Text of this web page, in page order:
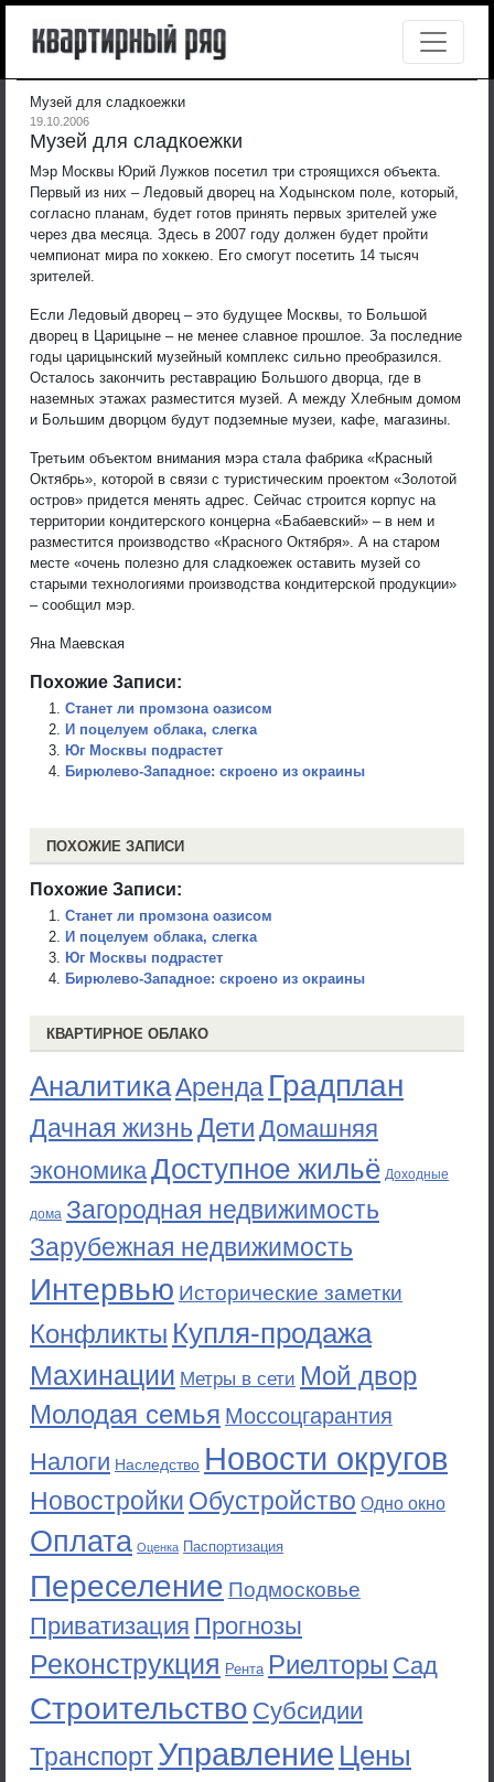
Музей для сладкоежки
19.10.2006
Музей для сладкоежки
Мэр Москвы Юрий Лужков посетил три строящихся объекта.
Первый из них – Ледовый дворец на Ходынском поле, который,
согласно планам, будет готов принять первых зрителей уже
через два месяца. Здесь в 2007 году должен будет пройти
чемпионат мира по хоккею. Его смогут посетить 14 тысяч
зрителей.
Если Ледовый дворец – это будущее Москвы, то Большой
дворец в Царицыне – не менее славное прошлое. За последние
годы царицынский музейный комплекс сильно преобразился.
Осталось закончить реставрацию Большого дворца, где в
наземных этажах разместится музей. А между Хлебным домом
и Большим дворцом будут подземные музеи, кафе, магазины.
Третьим объектом внимания мэра стала фабрика «Красный
Октябрь», которой в связи с туристическим проектом «Золотой
остров» придется менять адрес. Сейчас строится корпус на
территории кондитерского концерна «Бабаевский» – в нем и
разместится производство «Красного Октября». А на старом
месте «очень полезно для сладкоежек оставить музей со
старыми технологиями производства кондитерской продукции»
– сообщил мэр.
Яна Маевская
Похожие Записи:
Станет ли промзона оазисом
И поцелуем облака, слегка
Юг Москвы подрастет
Бирюлево-Западное: скроено из окраины
ПОХОЖИЕ ЗАПИСИ
Похожие Записи:
Станет ли промзона оазисом
И поцелуем облака, слегка
Юг Москвы подрастет
Бирюлево-Западное: скроено из окраины
КВАРТИРНОЕ ОБЛАКО
АналитикаАренда Градплан
Дачная жизньДети Домашняя
экономикаДоступное жильё Доходные
дома Загородная недвижимость
Зарубежная недвижимость
Интервью Исторические заметки
Конфликты Купля-продажа
Махинации Метры в сети Мой двор
Молодая семья Моссоцгарантия
Налоги Наследство Новости округов
Новостройки Обустройство Одно окно
Оплата Оценка Паспортизация
Переселение Подмосковье
Приватизация Прогнозы
Реконструкция Рента Риелторы Сад
Строительство Субсидии
ТранспортУправление Цены